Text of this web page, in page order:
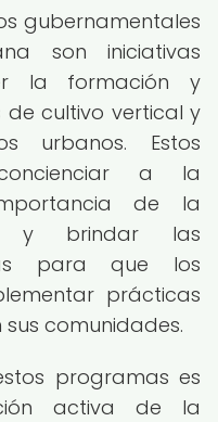
gubernamentales
son iniciativas
la formación y
cultivo vertical y
urbanos. Estos
a la
de la
y brindar las
para que los
prácticas
comunidades.
programas es
activa de la